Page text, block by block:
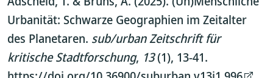
Urbanität: Schwarze Geographien im Zeitalter
des Planetaren. sub/urban Zeitschrift für
kritische Stadtforschung, 13(1), 13-41.